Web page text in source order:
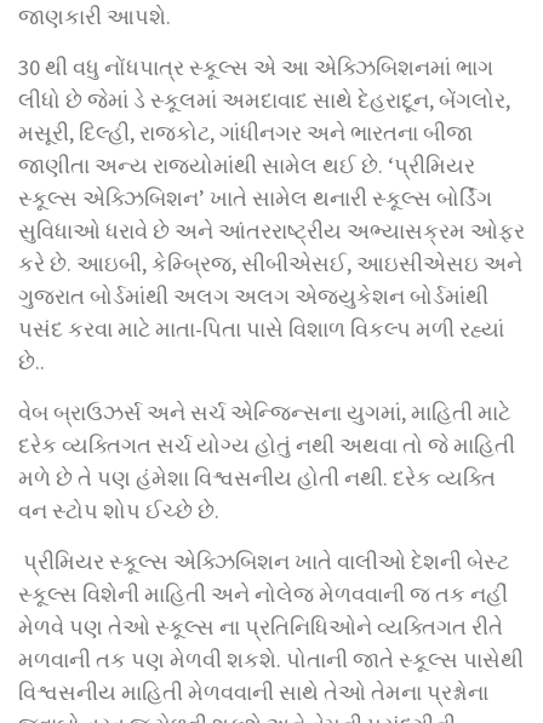
જાણકારી આપશે.
30 થી વધુ નોંધપાત્ર સ્કૂલ્સ એ આ એક્ઝિબિશનમાં ભાગ
લીધો છે જેમાં ડે સ્કૂલમાં અમદાવાદ સાથે દેહરાદૂન, બેંગલોર,
મસૂરી, દિલ્હી, રાજકોટ, ગાંધીનગર અને ભારતના બીજા
જાણીતા અન્ય રાજ્યોમાંથી સામેલ થઈ છે. ‘પ્રીમિયર
સ્કૂલ્સ એક્ઝિબિશન’ ખાતે સામેલ થનારી સ્કૂલ્સ બોર્ડિંગ
સુવિધાઓ ધરાવે છે અને આંતરરાષ્ટ્રીય અભ્યાસક્રમ ઓફર
કરે છે. આઇબી, કેમ્બ્રિજ, સીબીએસઈ, આઇસીએસઇ અને
ગુજરાત બોર્ડમાંથી અલગ અલગ એજ્યુકેશન બોર્ડમાંથી
પસંદ કરવા માટે માતા-પિતા પાસે વિશાળ વિકલ્પ મળી રહ્યાં
છે..
વેબ બ્રાઉઝર્સ અને સર્ચ એન્જિન્સના યુગમાં, માહિતી માટે
દરેક વ્યક્તિગત સર્ચ યોગ્ય હોતું નથી અથવા તો જે માહિતી
મળે છે તે પણ હંમેશા વિશ્વસનીય હોતી નથી. દરેક વ્યક્તિ
વન સ્ટોપ શોપ ઈચ્છે છે.
પ્રીમિયર સ્કૂલ્સ એક્ઝિબિશન ખાતે વાલીઓ દેશની બેસ્ટ
સ્કૂલ્સ વિશેની માહિતી અને નોલેજ મેળવવાની જ તક નહીં
મેળવે પણ તેઓ સ્કૂલ્સ ના પ્રતિનિધિઓને વ્યક્તિગત રીતે
મળવાની તક પણ મેળવી શકશે. પોતાની જાતે સ્કૂલ્સ પાસેથી
વિશ્વસનીય માહિતી મેળવવાની સાથે તેઓ તેમના પ્રશ્નોના